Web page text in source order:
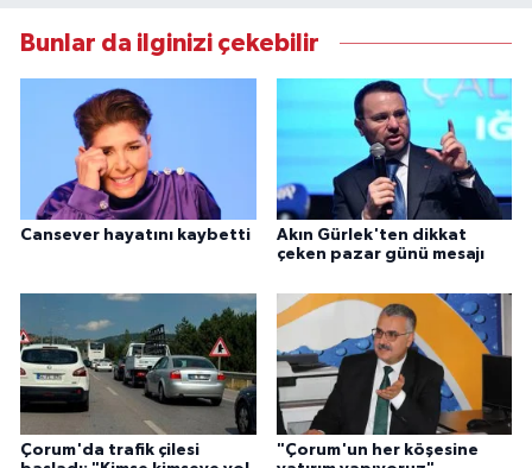
Bunlar da ilginizi çekebilir
Cansever hayatını kaybetti
Akın Gürlek'ten dikkat
çeken pazar günü mesajı
Çorum'da trafik çilesi
"Çorum'un her köşesine